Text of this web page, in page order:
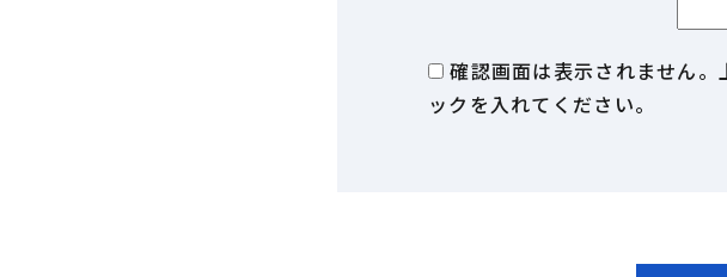
確認画面は表示されません
ックを入れてください。